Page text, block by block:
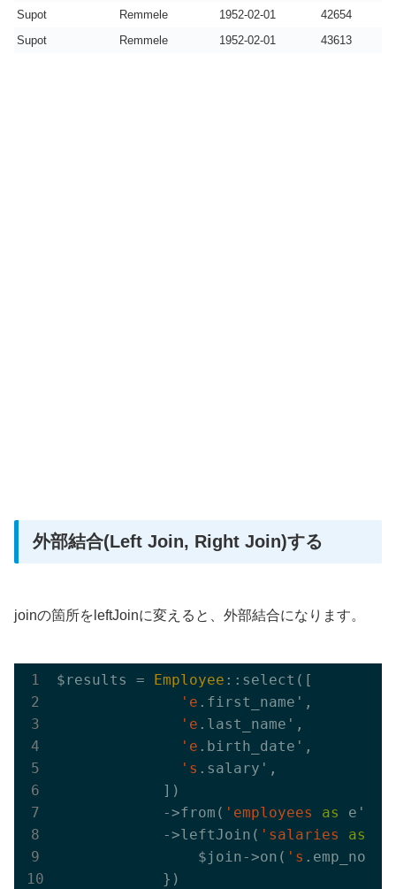
Supot Remmele 1952-02-01
42654
Supot
Remmele 1952-02-01 43613
外部結合(Left Join, Right Join)する
joinの箇所をleftJoinに変えると、外部結合になります。
$results = Employee ::select([
'e .first_name',
'e .last_name',
'e .birth_date',
's .salary',
            ])
            ->from(
'employees as
e')
            ->leftJoin(
'salaries as
                $join->on(
's .emp_no',
            })